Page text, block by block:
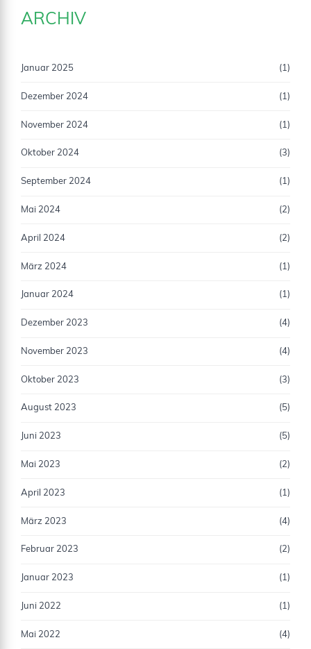
ARCHIV
Januar 2025 (1)
Dezember 2024 (1)
November 2024 (1)
Oktober 2024 (3)
September 2024 (1)
Mai 2024 (2)
April 2024 (2)
März 2024 (1)
Januar 2024 (1)
Dezember 2023 (4)
November 2023 (4)
Oktober 2023 (3)
August 2023 (5)
Juni 2023 (5)
Mai 2023 (2)
April 2023 (1)
März 2023 (4)
Februar 2023 (2)
Januar 2023 (1)
Juni 2022 (1)
Mai 2022 (4)